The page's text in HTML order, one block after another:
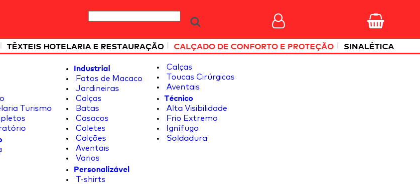
| TÊXTEIS HOTELARIA E RESTAURAÇÃO | CALÇADO DE CONFORTO E PROTEÇÃO | SINALÉTICA
Turismo
Industrial
Fatos de Macaco
Jardineiras
Calças
Batas
Casacos
Coletes
Calções
Aventais
Varios
Personalizável
T-shirts
Calças
Toucas Cirúrgicas
Aventais
Técnico
Alta Visibilidade
Frio Extremo
Ignífugo
Soldadura